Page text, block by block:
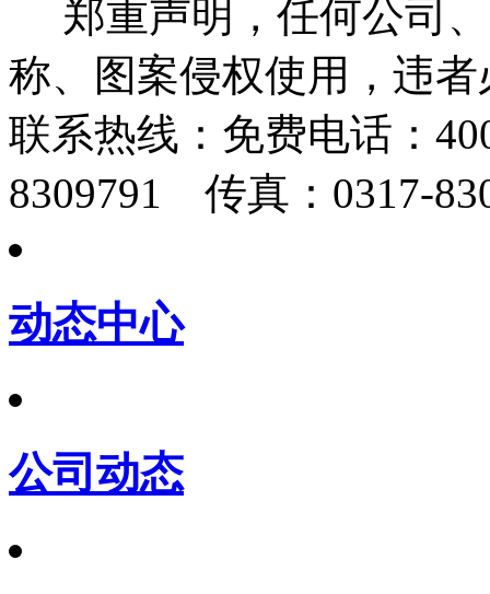
郑重声明，任何公司
称、图案侵权使用，违
联系热线： 免费电话：
8309791 传真：0317-
动态中心
公司动态